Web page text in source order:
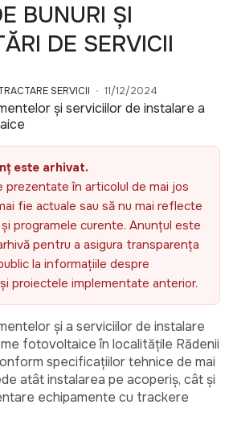
BUNURI ȘI
DE SERVICII
SERVICII 11/12/2024
și serviciilor de instalare a
este arhivat.
prezentate în articolul de mai jos
fie actuale sau să nu mai reflecte
programele curente. Anunțul este
pentru a asigura transparența
la informațiile despre
proiectele implementate anterior.
și a serviciilor de instalare
fotovoltaice în localitățile Rădenii
specificațiilor tehnice de mai
atât instalarea pe acoperiș, cât și
echipamente cu trackere